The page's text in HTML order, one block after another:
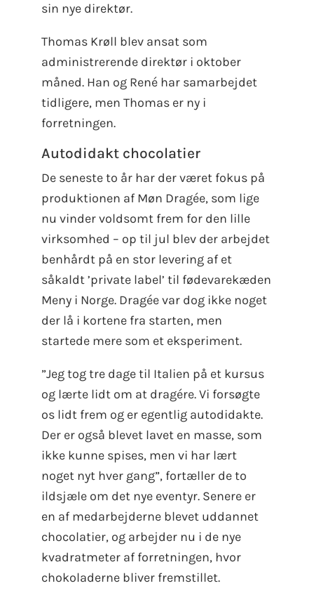
sin nye direktør.
Thomas Krøll blev ansat som
administrerende direktør i oktober
måned. Han og René har samarbejdet
tidligere, men Thomas er ny i
forretningen.
Autodidakt chocolatier
De seneste to år har der været fokus på
produktionen af Møn Dragée, som lige
nu vinder voldsomt frem for den lille
virksomhed – op til jul blev der arbejdet
benhårdt på en stor levering af et
såkaldt ’private label’ til fødevarekæden
Meny i Norge. Dragée var dog ikke noget
der lå i kortene fra starten, men
startede mere som et eksperiment.
”Jeg tog tre dage til Italien på et kursus
og lærte lidt om at dragére. Vi forsøgte
os lidt frem og er egentlig autodidakte.
Der er også blevet lavet en masse, som
ikke kunne spises, men vi har lært
noget nyt hver gang”, fortæller de to
ildsjæle om det nye eventyr. Senere er
en af medarbejderne blevet uddannet
chocolatier, og arbejder nu i de nye
kvadratmeter af forretningen, hvor
chokoladerne bliver fremstillet.